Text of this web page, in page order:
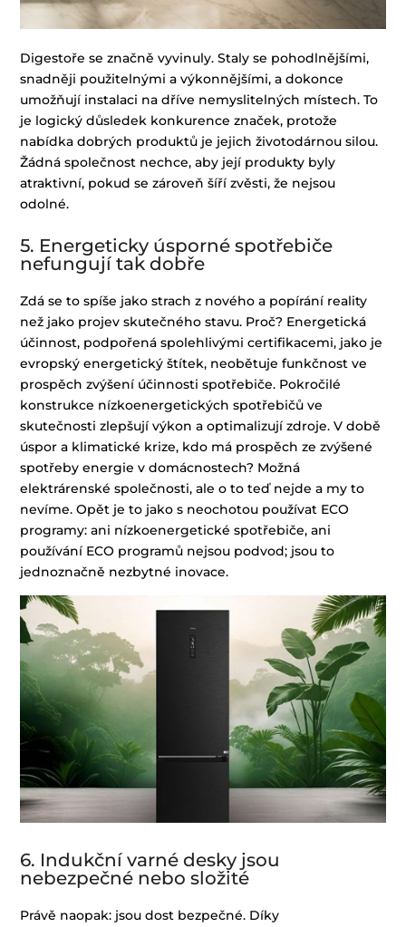
Digestoře se značně vyvinuly. Staly se pohodlnějšími,
snadněji použitelnými a výkonnějšími, a dokonce
umožňují instalaci na dříve nemyslitelných místech. To
je logický důsledek konkurence značek, protože
nabídka dobrých produktů je jejich životodárnou silou.
Žádná společnost nechce, aby její produkty byly
atraktivní, pokud se zároveň šíří zvěsti, že nejsou
odolné.
5. Energeticky úsporné spotřebiče
nefungují tak dobře
Zdá se to spíše jako strach z nového a popírání reality
než jako projev skutečného stavu. Proč? Energetická
účinnost, podpořená spolehlivými certifikacemi, jako je
evropský energetický štítek, neobětuje funkčnost ve
prospěch zvýšení účinnosti spotřebiče. Pokročilé
konstrukce nízkoenergetických spotřebičů ve
skutečnosti zlepšují výkon a optimalizují zdroje. V době
úspor a klimatické krize, kdo má prospěch ze zvýšené
spotřeby energie v domácnostech? Možná
elektrárenské společnosti, ale o to teď nejde a my to
nevíme. Opět je to jako s neochotou používat ECO
programy: ani nízkoenergetické spotřebiče, ani
používání ECO programů nejsou podvod; jsou to
jednoznačně nezbytné inovace.
6. Indukční varné desky jsou
nebezpečné nebo složité
Právě naopak: jsou dost bezpečné. Díky